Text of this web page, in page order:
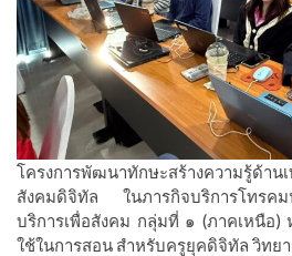
โครงการพัฒนาทักษะสร้างความรู้ด้าน
สังคมดิจิทัล ในภารกิจบริการโทรคม
บริการเพื่อสังคม กลุ่มที่ ๑ (ภาคเหนือ)
ใช้ในการสอน สำหรับครูยุคดิจิทัล วิทย